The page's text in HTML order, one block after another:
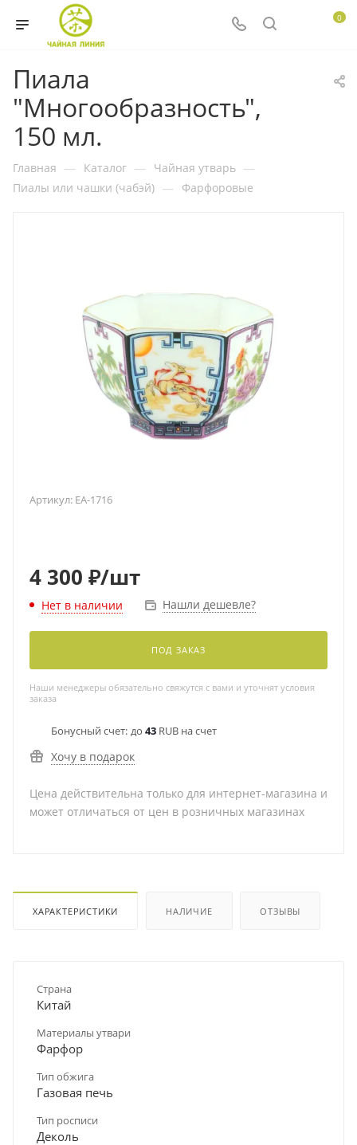
0
Пиала
"Многообразность",
150 мл.
Главная — Каталог — Чайная утварь —
Пиалы или чашки (чабэй) — Фарфоровые
Артикул: EA-1716
4 300 ₽/шт
Нет в наличии Нашли дешевле?
ПОД ЗАКАЗ
Наши менеджеры обязательно свяжутся с вами и уточнят условия
заказа
Бонусный счет: до 43 RUB на счет
Хочу в подарок
Цена действительна только для интернет-магазина и
может отличаться от цен в розничных магазинах
ХАРАКТЕРИСТИКИ НАЛИЧИЕ ОТЗЫВЫ
Страна
Китай
Материалы утвари
Фарфор
Тип обжига
Газовая печь
Тип росписи
Деколь